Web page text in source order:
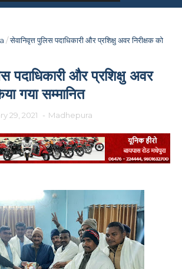
/सेवानिवृत्त पुलिस पदाधिकारी और प्रशिक्षु अवर निरीक्षक को
पदाधिकारी और प्रशिक्षु अवर
गया सम्मानित
29, 2021 - Madhepura